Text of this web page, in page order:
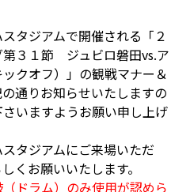
タジアムで開催される「２
第３１節 ジュビロ磐田vs.ア
クオフ）」の観戦マナー＆
通りお知らせいたしますの
いますようお願い申し上げ
タジアムにご来場いただ
くお願いいたします。
ドラム）のみ使用が認めら